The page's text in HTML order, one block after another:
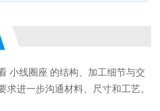
小线圈座 的结构、加工细节与交
求进一步沟通材料、尺寸和工艺。